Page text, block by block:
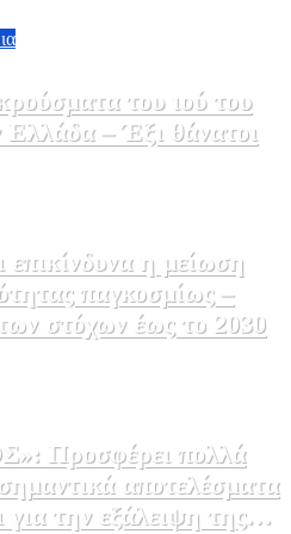
του ιού του
Ελλάδα – Έξι θάνατοι
η μείωση
παγκοσμίως –
στόχων έως το 2030
Προσφέρει πολλά
αποτελέσματα
την εξάλειψη της